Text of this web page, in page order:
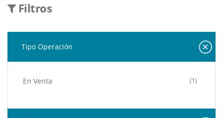
Filtros
Tipo Operación
En Venta (1)